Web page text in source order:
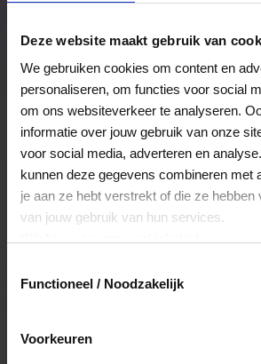
Deze website maakt gebruik van
We gebruiken cookies om content en
personaliseren, om functies voor social
om ons websiteverkeer te analyseren.
informatie over jouw gebruik van onze
voor social media, adverteren en
kunnen deze gegevens combineren met
je aan ze hebt verstrekt of die ze hebben
van jouw gebruik van hun services.
Functioneel / Noodzakelijk
Voorkeuren
Nog veel meer...
Maak account aan